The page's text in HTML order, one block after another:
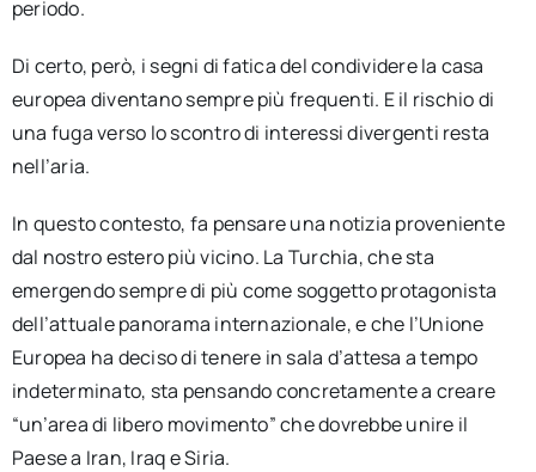
periodo.
Di certo, però, i segni di fatica del condividere la casa
europea diventano sempre più frequenti. E il rischio di
una fuga verso lo scontro di interessi divergenti resta
nell’aria.
In questo contesto, fa pensare una notizia proveniente
dal nostro estero più vicino. La Turchia, che sta
emergendo sempre di più come soggetto protagonista
dell’attuale panorama internazionale, e che l’Unione
Europea ha deciso di tenere in sala d’attesa a tempo
indeterminato, sta pensando concretamente a creare
“un’area di libero movimento” che dovrebbe unire il
Paese a Iran, Iraq e Siria.